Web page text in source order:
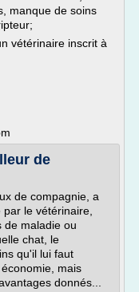
manque de soins
vétérinaire inscrit à
de
de compagnie, a
le vétérinaire,
de maladie ou
chat, le
qu'il lui faut
mais
donnés...